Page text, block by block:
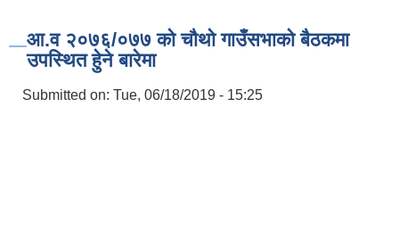
आ.व २०७६/०७७ को चौथाे गाउँसभाको बैठकमा
उपस्थित हुेने बारेमा
Submitted on: Tue, 06/18/2019 - 15:25